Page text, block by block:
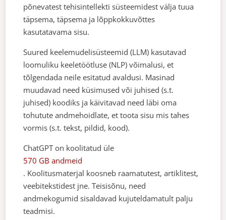
põnevatest tehisintellekti süsteemidest välja tuua
täpsema, täpsema ja lõppkokkuvõttes
kasutatavama sisu.
Suured keelemudelisüsteemid (LLM) kasutavad
loomuliku keeletöötluse (NLP) võimalusi, et
tõlgendada neile esitatud avaldusi. Masinad
muudavad need küsimused või juhised (s.t.
juhised) koodiks ja käivitavad need läbi oma
tohutute andmehoidlate, et toota sisu mis tahes
vormis (s.t. tekst, pildid, kood).
ChatGPT on koolitatud üle
570 GB andmeid
. Koolitusmaterjal koosneb raamatutest, artiklitest,
veebitekstidest jne. Teisisõnu, need
andmekogumid sisaldavad kujuteldamatult palju
teadmisi.